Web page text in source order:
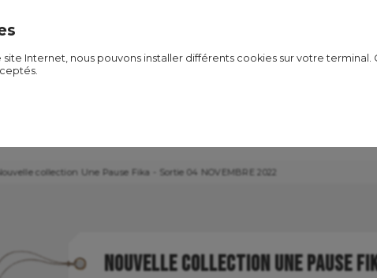
collection Une Pause Fika - Sortie 04 NOVEMBRE 2022
NOUVELLE COLLECTION UNE PAUSE
Internet, nous pouvons installer différents cookies sur votre